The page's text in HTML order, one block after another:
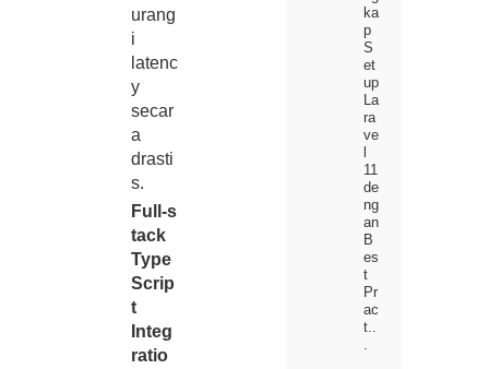
urang
i
latenc
y
secar
a
drasti
s.
Full‑s
tack
Type
Scrip
t
Integ
ratio
ka
p
S
et
up
La
ra
ve
11
de
ng
an
B
es
t
Pr
ac
t..